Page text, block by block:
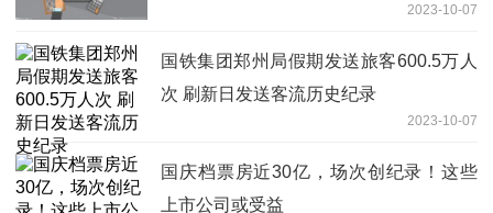
2023-10-07
国铁集团郑州局假期发送旅客600.5万人
次 刷新日发送客流历史纪录
2023-10-07
国庆档票房近30亿，场次创纪录！这些
上市公司或受益